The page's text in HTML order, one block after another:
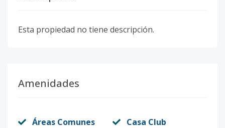
Esta propiedad no tiene descripción.
Amenidades
Áreas Comunes Casa Club